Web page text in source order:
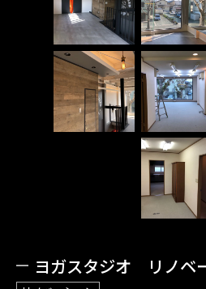
ヨガスタジオ リノベ